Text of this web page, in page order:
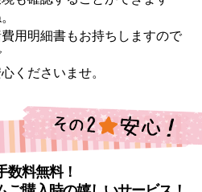
用明細書もお持ちしますので
くださいませ。
数料無料！